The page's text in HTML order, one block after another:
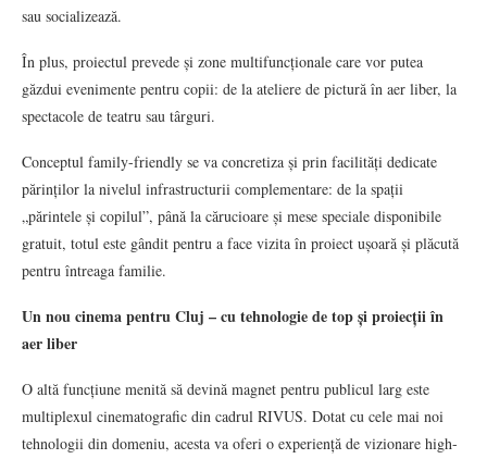
sau socializează.
În plus, proiectul prevede și zone multifuncționale care vor putea
găzdui evenimente pentru copii: de la ateliere de pictură în aer liber, la
spectacole de teatru sau târguri.
Conceptul family-friendly se va concretiza și prin facilități dedicate
părinților la nivelul infrastructurii complementare: de la spații
„părintele și copilul”, până la cărucioare și mese speciale disponibile
gratuit, totul este gândit pentru a face vizita în proiect ușoară și plăcută
pentru întreaga familie.
Un nou cinema pentru Cluj – cu tehnologie de top și proiecții în
aer liber
O altă funcțiune menită să devină magnet pentru publicul larg este
multiplexul cinematografic din cadrul RIVUS. Dotat cu cele mai noi
tehnologii din domeniu, acesta va oferi o experiență de vizionare high-